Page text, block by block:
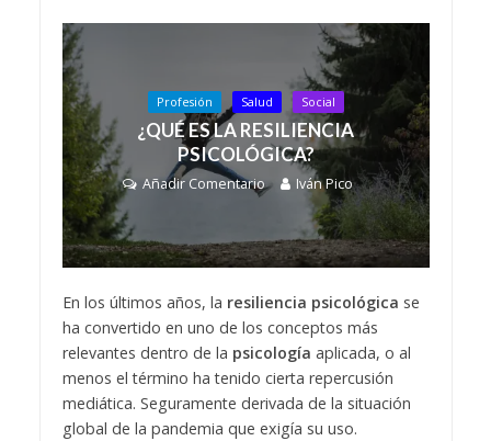
Profesión Salud Social
¿QUÉ ES LA RESILIENCIA
PSICOLÓGICA?
Añadir Comentario Iván Pico
En los últimos años, la resiliencia psicológica se
ha convertido en uno de los conceptos más
relevantes dentro de la psicología aplicada, o al
menos el término ha tenido cierta repercusión
mediática. Seguramente derivada de la situación
global de la pandemia que exigía su uso.